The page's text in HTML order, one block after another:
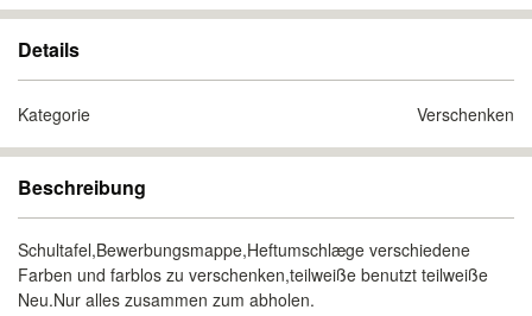
Details
Kategorie Verschenken
Beschreibung
Schultafel,Bewerbungsmappe,Heftumschlæge verschiedene
Farben und farblos zu verschenken,teilweiße benutzt teilweiße
Neu.Nur alles zusammen zum abholen.